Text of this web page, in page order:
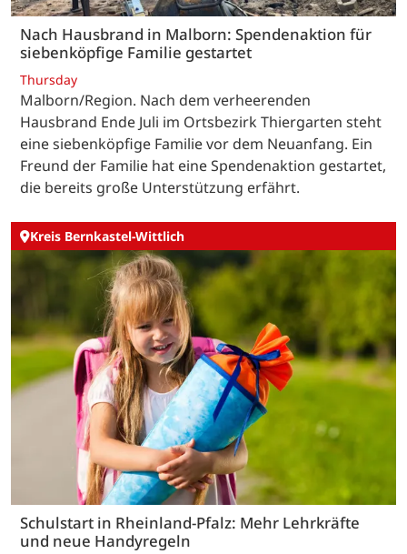
Nach Hausbrand in Malborn: Spendenaktion für
siebenköpfige Familie gestartet
Thursday
Malborn/Region. Nach dem verheerenden
Hausbrand Ende Juli im Ortsbezirk Thiergarten steht
eine siebenköpfige Familie vor dem Neuanfang. Ein
Freund der Familie hat eine Spendenaktion gestartet,
die bereits große Unterstützung erfährt.
Kreis Bernkastel-Wittlich
Schulstart in Rheinland-Pfalz: Mehr Lehrkräfte
und neue Handyregeln